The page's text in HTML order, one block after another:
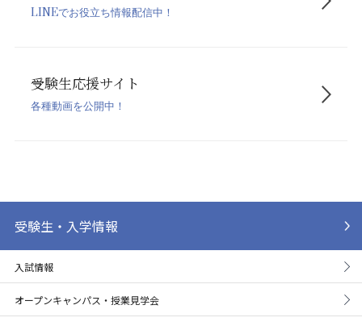
LINEでお役立ち情報配信中！
受験生応援サイト
各種動画を公開中！
受験生・入学情報
入試情報
オープンキャンパス・授業見学会